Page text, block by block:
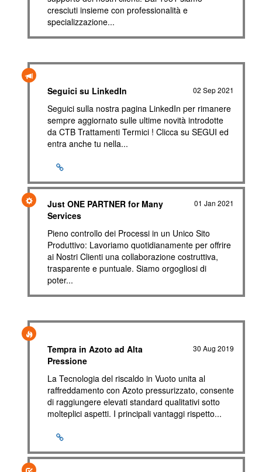
cresciuti insieme con professionalità e
specializzazione...
02 Sep 2021
Seguici su LinkedIn
Seguici sulla nostra pagina LinkedIn per rimanere
sempre aggiornato sulle ultime novità introdotte
da CTB Trattamenti Termici ! Clicca su SEGUI ed
entra anche tu nella...
01 Jan 2021
Just ONE PARTNER for Many
Services
Pieno controllo dei Processi in un Unico Sito
Produttivo: Lavoriamo quotidianamente per offrire
ai Nostri Clienti una collaborazione costruttiva,
trasparente e puntuale. Siamo orgogliosi di
poter...
30 Aug 2019
Tempra in Azoto ad Alta
Pressione
La Tecnologia del riscaldo in Vuoto unita al
raffreddamento con Azoto pressurizzato, consente
di raggiungere elevati standard qualitativi sotto
molteplici aspetti. I principali vantaggi rispetto...